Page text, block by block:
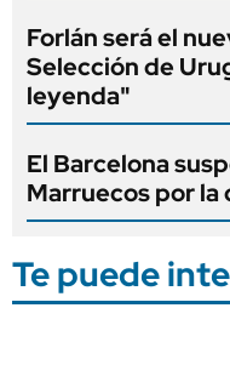
Forlán será el
Selección de
leyenda"
El Barcelona
Marruecos por la
Te puede